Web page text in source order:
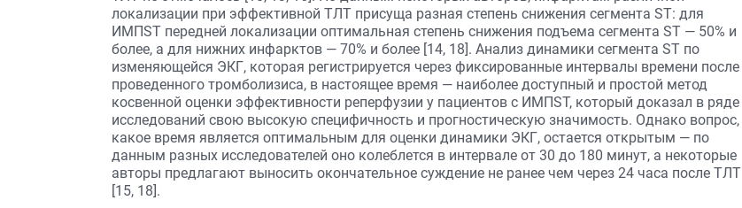
локализации при эффективной ТЛТ присуща разная степень снижения сегмента ST: для
ИМПST передней локализации оптимальная степень снижения подъема сегмента ST — 50% и
более, а для нижних инфарктов — 70% и более [14, 18]. Анализ динамики сегмента ST по
изменяющейся ЭКГ, которая регистрируется через фиксированные интервалы времени после
проведенного тромболизиса, в настоящее время — наиболее доступный и простой метод
косвенной оценки эффективности реперфузии у пациентов с ИМПST, который доказал в ряде
исследований свою высокую специфичность и прогностическую значимость. Однако вопрос,
какое время является оптимальным для оценки динамики ЭКГ, остается открытым — по
данным разных исследователей оно колеблется в интервале от 30 до 180 минут, а некоторые
авторы предлагают выносить окончательное суждение не ранее чем через 24 часа после ТЛТ
[15, 18].